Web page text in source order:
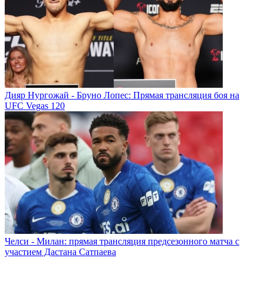
Дияр Нургожай - Бруно Лопес: Прямая трансляция боя на
UFC Vegas 120
Челси - Милан: прямая трансляция предсезонного матча с
участием Дастана Сатпаева